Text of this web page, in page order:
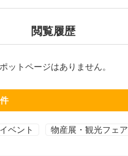
閲覧履歴
ットページはありません。
ベント 物産展・観光フェア